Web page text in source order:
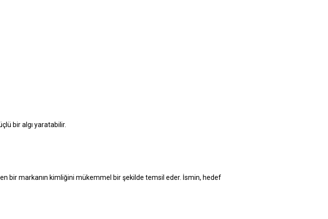
bir algı yaratabilir.
bir markanın kimliğini mükemmel bir şekilde temsil eder. İsmin, hedef